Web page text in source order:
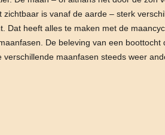
zichtbaar is vanaf de aarde – sterk
Dat heeft alles te maken met de
De beleving van een boottocht
verschillende maanfasen steeds weer